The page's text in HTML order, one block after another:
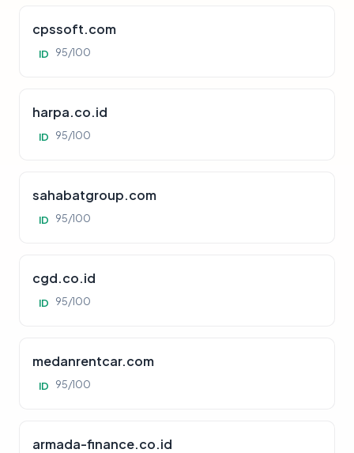
cpssoft.com
ID 95/100
harpa.co.id
ID 95/100
sahabatgroup.com
ID 95/100
cgd.co.id
ID 95/100
medanrentcar.com
ID 95/100
armada-finance.co.id